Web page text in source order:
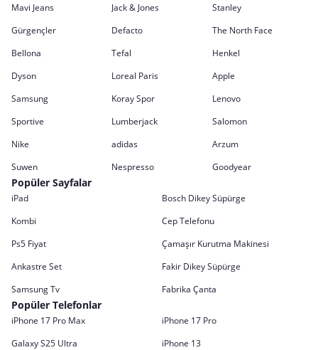
Mavi Jeans
Jack & Jones
Stanley
Gürgençler
Defacto
The North Face
Bellona
Tefal
Henkel
Dyson
Loreal Paris
Apple
Samsung
Koray Spor
Lenovo
Sportive
Lumberjack
Salomon
Nike
adidas
Arzum
Suwen
Nespresso Goodyear
Popüler Sayfalar
iPad
Bosch Dikey Süpürge
Kombi
Cep Telefonu
Ps5 Fiyat
Çamaşır Kurutma Makinesi
Ankastre Set
Fakir Dikey Süpürge
Samsung Tv
Fabrika Çanta
Popüler Telefonlar
iPhone 17 Pro Max
iPhone 17 Pro
Galaxy S25 Ultra
iPhone 13